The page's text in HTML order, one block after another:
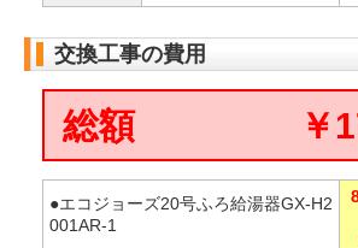
交換工事の費用
総額 ￥
●エコジョーズ20号ふろ給湯器GX-H2
001AR-1